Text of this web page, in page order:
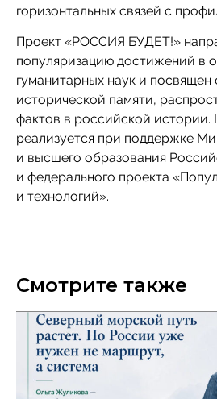
горизонтальных связей с
Проект «РОССИЯ БУДЕТ!»
популяризацию достижений в
гуманитарных наук и
исторической памяти,
фактов в российской
реализуется при поддержке
и высшего образования
и федерального проекта
и технологий».
Смотрите также